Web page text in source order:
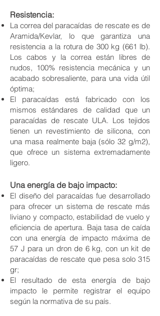
Resistencia:
La correa del paracaídas de rescate es de
Aramida/Kevlar, lo que garantiza una
resistencia a la rotura de 300 kg (661 lb).
Los cabos y la correa están libres de
nudos, 100% resistencia mecánica y un
acabado sobresaliente, para una vida útil
óptima;
El paracaídas está fabricado con los
mismos estándares de calidad que un
paracaídas de rescate ULA. Los tejidos
tienen un revestimiento de silicona, con
una masa realmente baja (sólo 32 g/m2),
que ofrece un sistema extremadamente
ligero.
Una energía de bajo impacto:
El diseño del paracaídas fue desarrollado
para ofrecer un sistema de rescate más
liviano y compacto, estabilidad de vuelo y
eficiencia de apertura. Baja tasa de caída
con una energía de impacto máxima de
57 J para un dron de 6 kg, con un kit de
paracaídas de rescate que pesa solo 315
gr;
El resultado de esta energía de bajo
impacto le permite registrar el equipo
según la normativa de su país.